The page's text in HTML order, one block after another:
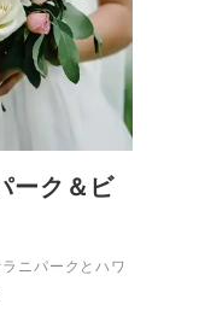
ーク＆ビ
ニパークとハワ